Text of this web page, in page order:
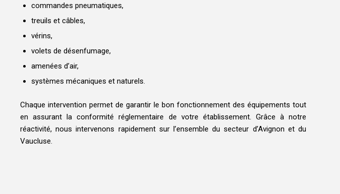
commandes pneumatiques,
treuils et câbles,
vérins,
volets de désenfumage,
amenées d’air,
systèmes mécaniques et naturels.
Chaque intervention permet de garantir le bon fonctionnement des équipements tout
en assurant la conformité réglementaire de votre établissement. Grâce à notre
réactivité, nous intervenons rapidement sur l’ensemble du secteur d’Avignon et du
Vaucluse.